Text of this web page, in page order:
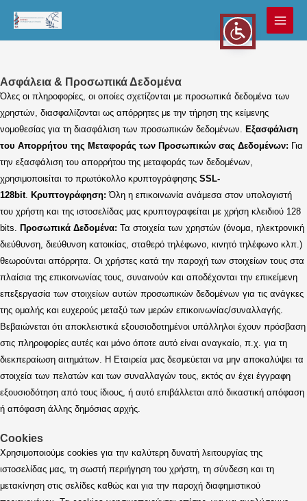
περιεχόμενο
Ασφάλεια & Προσωπικά Δεδομένα
Όλες οι πληροφορίες, οι οποίες σχετίζονται με προσωπικά δεδομένα των
χρηστών, διασφαλίζονται ως απόρρητες με την τήρηση της κείμενης
νομοθεσίας για τη διασφάλιση των προσωπικών δεδομένων. Εξασφάλιση
του Απορρήτου της Μεταφοράς των Προσωπικών σας Δεδομένων: Για
την εξασφάλιση του απορρήτου της μεταφοράς των δεδομένων,
χρησιμοποιείται το πρωτόκολλο κρυπτογράφησης SSL-
128bit. Κρυπτογράφηση: Όλη η επικοινωνία ανάμεσα στον υπολογιστή
του χρήστη και της ιστοσελίδας μας κρυπτογραφείται με χρήση κλειδιού 128
bits. Προσωπικά Δεδομένα: Τα στοιχεία των χρηστών (όνομα, ηλεκτρονική
διεύθυνση, διεύθυνση κατοικίας, σταθερό τηλέφωνο, κινητό τηλέφωνο κλπ.)
θεωρούνται απόρρητα. Οι χρήστες κατά την παροχή των στοιχείων τους στα
πλαίσια της επικοινωνίας τους, συναινούν και αποδέχονται την επικείμενη
επεξεργασία των στοιχείων αυτών προσωπικών δεδομένων για τις ανάγκες
της ομαλής και ευχερούς μεταξύ των μερών επικοινωνίας/συναλλαγής.
Βεβαιώνεται ότι αποκλειστικά εξουσιοδοτημένοι υπάλληλοι έχουν πρόσβαση
στις πληροφορίες αυτές και μόνο όποτε αυτό είναι αναγκαίο, π.χ. για τη
διεκπεραίωση αιτημάτων. Η Εταιρεία μας δεσμεύεται να μην αποκαλύψει τα
στοιχεία των πελατών και των συναλλαγών τους, εκτός αν έχει έγγραφη
εξουσιοδότηση από τους ίδιους, ή αυτό επιβάλλεται από δικαστική απόφαση
ή απόφαση άλλης δημόσιας αρχής.
Cookies
Χρησιμοποιούμε cookies για την καλύτερη δυνατή λειτουργίας της
ιστοσελίδας μας, τη σωστή περιήγηση του χρήστη, τη σύνδεση και τη
μετακίνηση στις σελίδες καθώς και για την παροχή διαφημιστικού